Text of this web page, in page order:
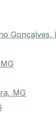
Gonçalves,
MG